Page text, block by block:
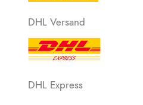
DHL Versand
DHL Express